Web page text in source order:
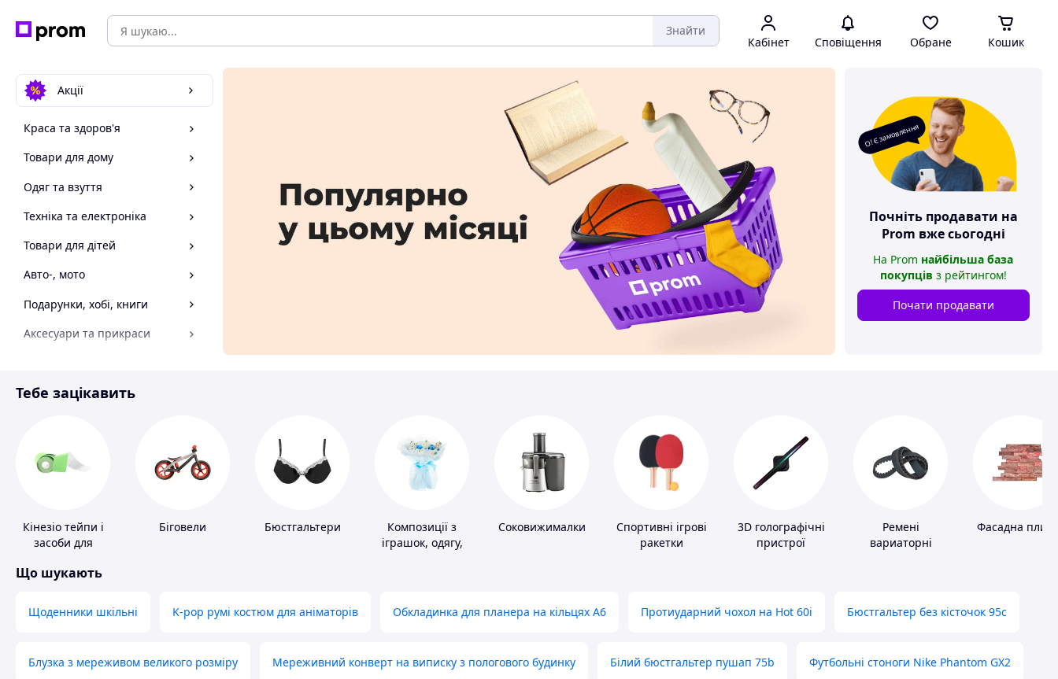
Знайти
Кабінет Сповіщення Обране Кошик
Акції
Краса та здоров'я
Товари для дому
Одяг та взуття
Техніка та електроніка
Товари для дітей
Авто-, мото
Подарунки, хобі, книги
Аксесуари та прикраси
Спорт і відпочинок
О! Є замовлення
Почніть продавати на
Prom вже сьогодні
На Prom найбільша база
покупців з рейтингом!
Почати продавати
Тебе зацікавить
Кінезіо тейпи і
засоби для
Біговели Бюстгальтери
Композиції з
іграшок, одягу,
Соковижималки
Спортивні ігрові
ракетки
3D голографічні
пристрої
Ремені
вариаторні
Фасадна
Що шукають
Щоденники шкільні K-pop румі костюм для аніматорів Обкладинка для планера на кільцях А6 Протиударний чохол на Hot 60i Бюстгальтер без кісточок 95с
Блузка з мереживом великого розміру Мереживний конверт на виписку з пологового будинку Білий бюстгальтер пушап 75b Футбольні стоноги Nike Phantom GX2